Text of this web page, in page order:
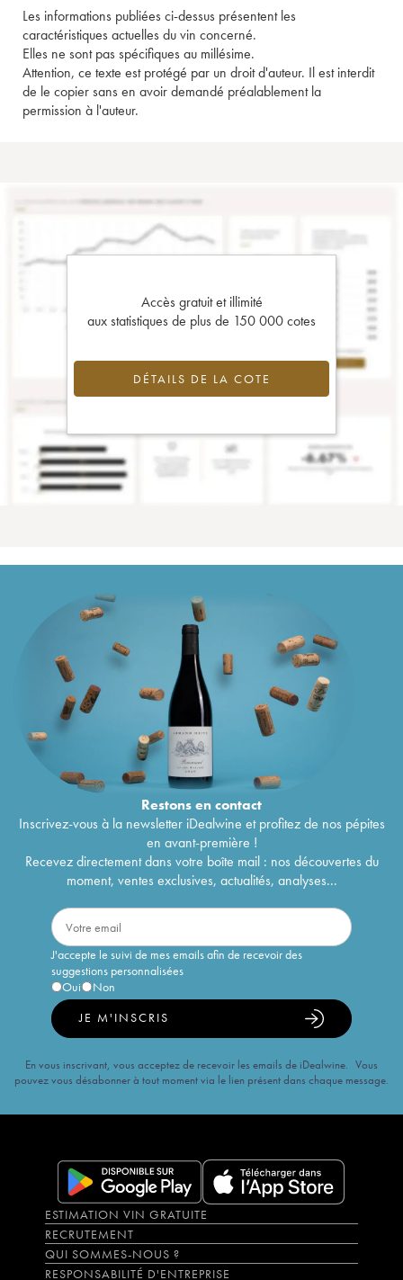
Les informations publiées ci-dessus présentent les
caractéristiques actuelles du vin concerné.
Elles ne sont pas spécifiques au millésime.
Attention, ce texte est protégé par un droit d'auteur. Il est interdit
de le copier sans en avoir demandé préalablement la
permission à l'auteur.
Accès gratuit et illimité
aux statistiques de plus de 150 000 cotes
DÉTAILS DE LA COTE
Restons encontact
Inscrivez-vous à la newsletter iDealwine et profitez de nos pépites
en avant-première !
Recevez directement dans votre boîte mail : nos découvertes du
moment, ventes exclusives, actualités, analyses...
J'accepte le suivi de mes emails afin de recevoir des
suggestions personnalisées
Oui
Non
JE M'INSCRIS
En vous inscrivant, vous acceptez de recevoir les emails de iDealwine. Vous
pouvez vous désabonner à tout moment via le lien présent dans chaque message.
ESTIMATION VIN GRATUITE
RECRUTEMENT
QUI SOMMES-NOUS ?
RESPONSABILITÉ D'ENTREPRISE